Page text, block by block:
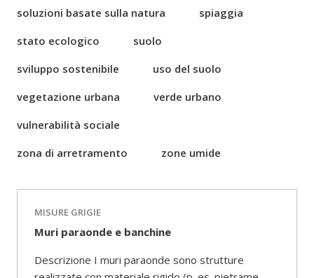
soluzioni basate sulla natura
spiaggia
stato ecologico
suolo
sviluppo sostenibile
uso del suolo
vegetazione urbana
verde urbano
vulnerabilità sociale
zona di arretramento
zone umide
MISURE GRIGIE
Muri paraonde e banchine
Descrizione I muri paraonde sono strutture